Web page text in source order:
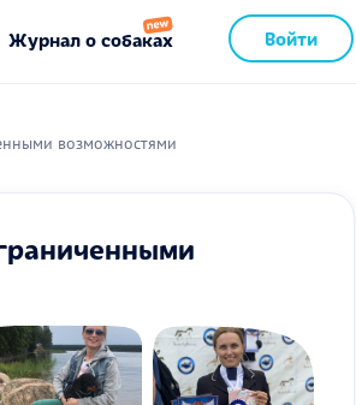
Войти
Журнал о собаках
возможностями